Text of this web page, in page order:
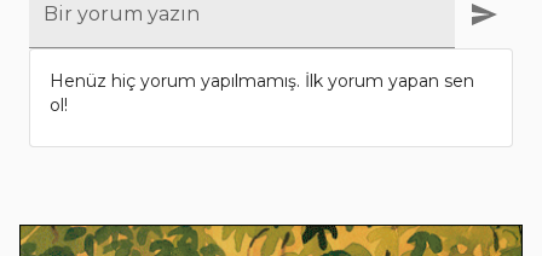
Bir yorum yazın
Henüz hiç yorum yapılmamış. İlk yorum yapan sen
ol!